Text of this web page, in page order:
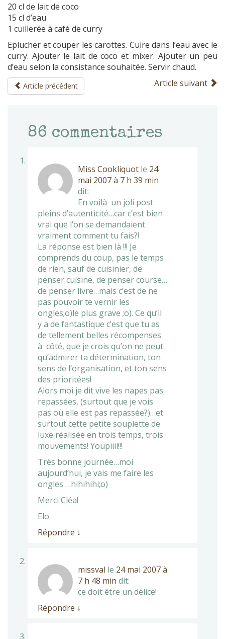
20 cl de lait de coco
15 cl d’eau
1 cuillerée à café de curry
Eplucher et couper les carottes. Cuire dans l’eau avec le
curry. Ajouter le lait de coco et mixer. Ajouter un peu
d’eau selon la consistance souhaitée. Servir chaud.
Article précédent Article suivant
86 commentaires
Miss Cookliquot le 24
mai 2007 à 7 h 39 min
dit:
En voilà un joli post
pleins d’autenticité…car c’est bien
vrai que l’on se demandaient
vraiment comment tu fais?!
La réponse est bien là !!! Je
comprends du coup, pas le temps
de rien, sauf de cuisinier, de
penser cuisine, de penser course…
de penser livre…mais c’est de ne
pas pouvoir te vernir les
ongles;o)le plus grave ;o). Ce qu’il
y a de fantastique c’est que tu as
de tellement belles récompenses
à côté, que je crois qu’on ne peut
qu’admirer ta détermination, ton
sens de l’organisation, et ton sens
des prioritées!
Alors moi je dit vive les napes pas
repassées, (surtout que je vois
pas où elle est pas repassée?)…et
surtout cette petite souplette de
luxe réalisée en trois temps, trois
mouvements! Youpiiii!!!
Très bonne journée…moi
aujourd’hui, je vais me faire les
ongles …hihihihi;o)
Merci Cléa!
Elo
Répondre ↓
missval le 24 mai 2007 à
7 h 48 min dit:
ce doit être un délice!
Répondre ↓